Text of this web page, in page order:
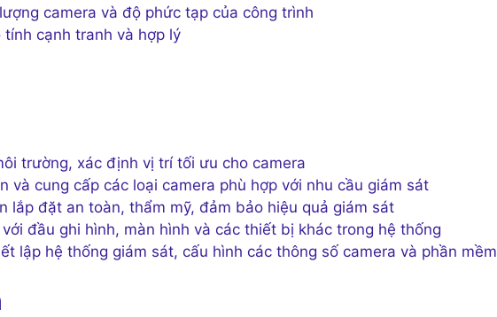
camera và độ phức tạp của công trình
cạnh tranh và hợp lý
trường, xác định vị trí tối ưu cho camera
và cung cấp các loại camera phù hợp với nhu cầu giám sát
lắp đặt an toàn, thẩm mỹ, đảm bảo hiệu quả giám sát
đầu ghi hình, màn hình và các thiết bị khác trong hệ thống
lập hệ thống giám sát, cấu hình các thông số camera và phần mềm